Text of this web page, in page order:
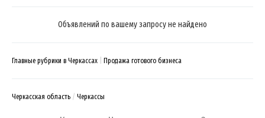
Объявлений по вашему запросу не найдено
Главные рубрики в Черкассах Продажа готового бизнеса
Черкасская область Черкассы